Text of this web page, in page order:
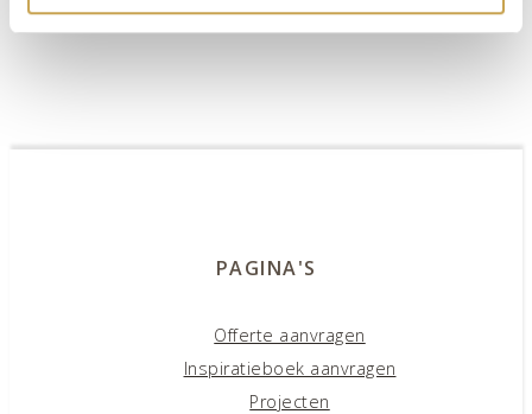
PAGINA'S
Offerte aanvragen
Inspiratieboek aanvragen
Projecten